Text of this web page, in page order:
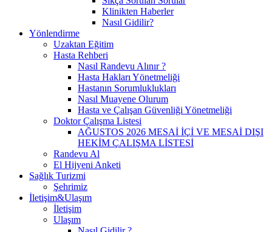
Klinikten Haberler
Nasıl Gidilir?
Yönlendirme
Uzaktan Eğitim
Hasta Rehberi
Nasıl Randevu Alınır ?
Hasta Hakları Yönetmeliği
Hastanın Sorumluklukları
Nasıl Muayene Olurum
Hasta ve Çalışan Güvenliği Yönetmeliği
Doktor Çalışma Listesi
AĞUSTOS 2026 MESAİ İÇİ VE MESAİ DIŞI
HEKİM ÇALIŞMA LİSTESİ
Randevu Al
El Hijyeni Anketi
Sağlık Turizmi
Şehrimiz
İletişim&Ulaşım
İletişim
Ulaşım